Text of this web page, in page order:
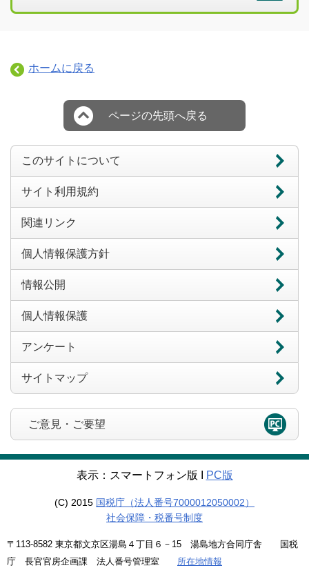
ホームに戻る
ページの先頭へ戻る
このサイトについて
サイト利用規約
関連リンク
個人情報保護方針
情報公開
個人情報保護
アンケート
サイトマップ
ご意見・ご要望
表示：スマートフォン版 Ι PC版
(C) 2015 国税庁（法人番号7000012050002）
社会保障・税番号制度
〒113-8582 東京都文京区湯島４丁目６－15 湯島地方合同庁舎 国税
庁 長官官房企画課 法人番号管理室 所在地情報